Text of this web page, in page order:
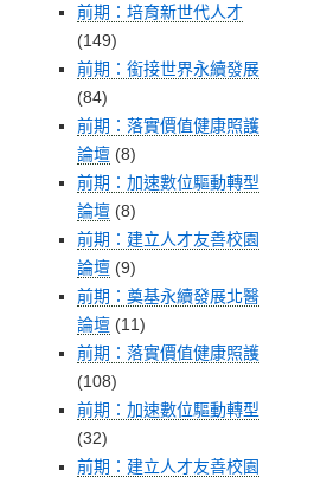
前期：培育新世代人才
(149)
前期：銜接世界永續發展
(84)
前期：落實價值健康照護
論壇 (8)
前期：加速數位驅動轉型
論壇 (8)
前期：建立人才友善校園
論壇 (9)
前期：奠基永續發展北醫
論壇 (11)
前期：落實價值健康照護
(108)
前期：加速數位驅動轉型
(32)
前期：建立人才友善校園